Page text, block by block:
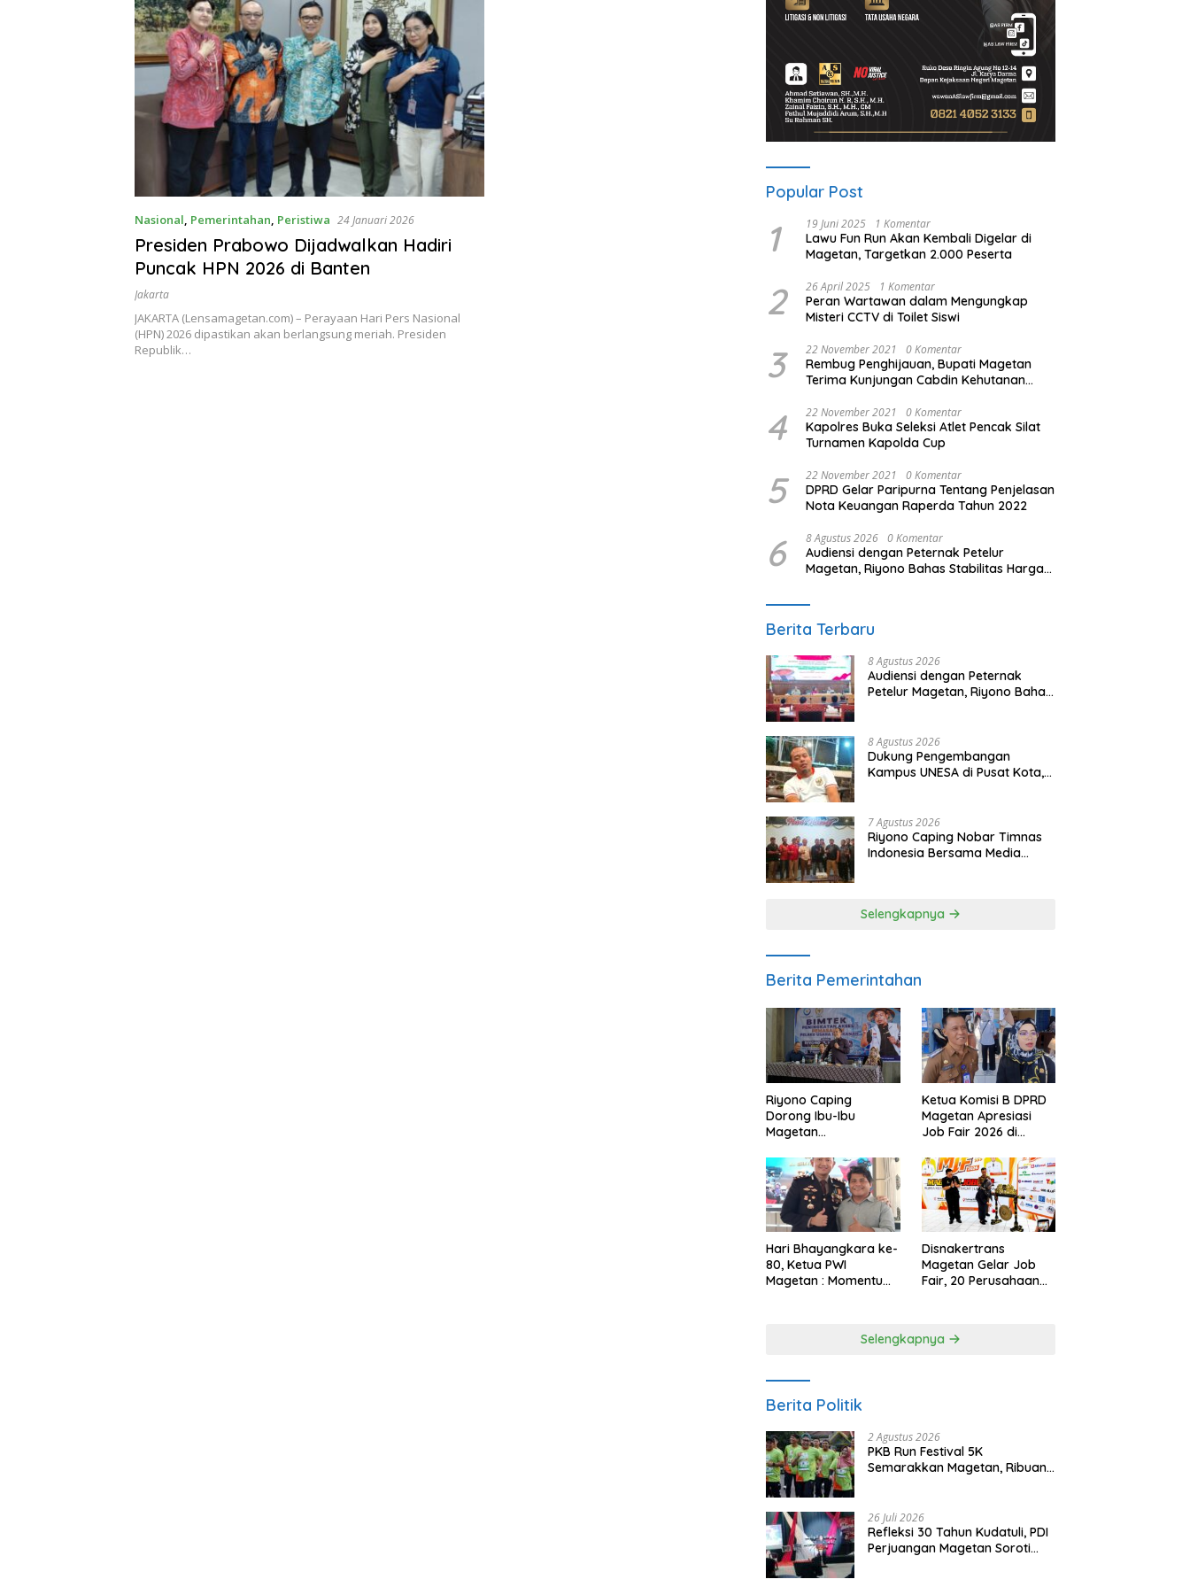
Nasional, Pemerintahan, Peristiwa 24 Januari 2026
Presiden Prabowo Dijadwalkan Hadiri
Puncak HPN 2026 di Banten
Jakarta
JAKARTA (Lensamagetan.com) – Perayaan Hari Pers Nasional
(HPN) 2026 dipastikan akan berlangsung meriah. Presiden
Republik…
Popular Post
1 19 Juni 2025 1 Komentar
Lawu Fun Run Akan Kembali Digelar di
Magetan, Targetkan 2.000 Peserta
2 26 April 2025 1 Komentar
Peran Wartawan dalam Mengungkap
Misteri CCTV di Toilet Siswi
3 22 November 2021 0 Komentar
Rembug Penghijauan, Bupati Magetan
Terima Kunjungan Cabdin Kehutanan
4 22 November 2021 0 Komentar
Kapolres Buka Seleksi Atlet Pencak Silat
Turnamen Kapolda Cup
5 22 November 2021 0 Komentar
DPRD Gelar Paripurna Tentang Penjelasan
Nota Keuangan Raperda Tahun 2022
6 8 Agustus 2026 0 Komentar
Audiensi dengan Peternak Petelur
Magetan, Riyono Bahas Stabilitas Harga
Berita Terbaru
8 Agustus 2026
Audiensi dengan Peternak
Petelur Magetan, Riyono Bahas
8 Agustus 2026
Dukung Pengembangan
Kampus UNESA di Pusat Kota,
Magetan
7 Agustus 2026
Riyono Caping Nobar Timnas
Indonesia Bersama Media
Selengkapnya
Berita Pemerintahan
Riyono Caping
Dorong Ibu-Ibu
Magetan
Ikan, Perkuat Budaya
Gemar Makan Ikan
Ketua Komisi B DPRD
Magetan Apresiasi
Job Fair 2026 di
Anggaran
Hari Bhayangkara ke-
80, Ketua PWI
Magetan : Momentum
Disnakertrans
Magetan Gelar Job
Fair, 20 Perusahaan
Selengkapnya
Berita Politik
2 Agustus 2026
PKB Run Festival 5K
Semarakkan Magetan, Ribuan
26 Juli 2026
Refleksi 30 Tahun Kudatuli, PDI
Perjuangan Magetan Soroti